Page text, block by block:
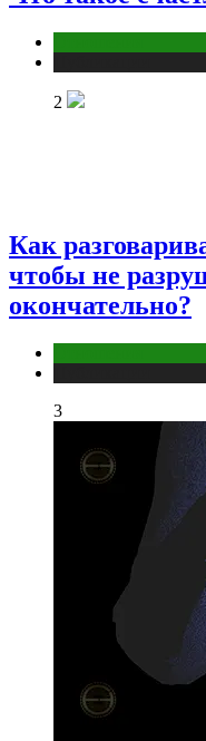
2
Как
чтобы не
окончательно?
3